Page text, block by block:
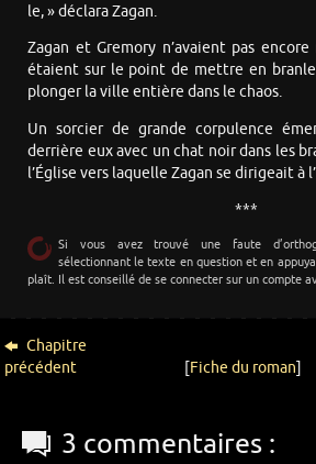
le, » déclara Zagan.
Zagan et Gremory n’avaient pas
étaient sur le point de mettre en branle
plonger la ville entière dans le chaos.
Un sorcier de grande corpulence
derrière eux avec un chat noir dans les
l’Église vers laquelle Zagan se dirigeait à
***
Si vous avez trouvé une faute
sélectionnant le texte en question et en
plaît. Il est conseillé de se connecter sur un compte
Chapitre
précédent
[Fiche du roman]
3 commentaires :